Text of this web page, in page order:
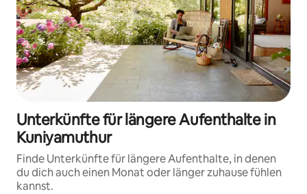
Unterkünfte für längere Aufenthalte in
Kuniyamuthur
Finde Unterkünfte für längere Aufenthalte, in denen
du dich auch einen Monat oder länger zuhause fühlen
kannst.